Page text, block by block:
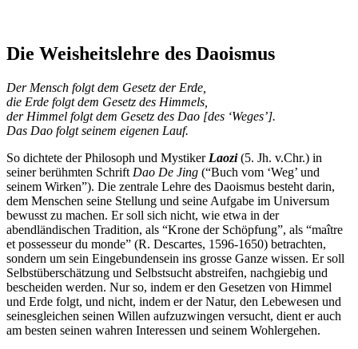
Die Weisheitslehre des Daoismus
Der Mensch folgt dem Gesetz der Erde,
die Erde folgt dem Gesetz des Himmels,
der Himmel folgt dem Gesetz des Dao [des ‘Weges’].
Das Dao folgt seinem eigenen Lauf.
So dichtete der Philosoph und Mystiker Laozi(5. Jh. v.Chr.) in
seiner berühmten Schrift Dao De Jing (“Buch vom ‘Weg’ und
seinem Wirken”). Die zentrale Lehre des Daoismus besteht darin,
dem Menschen seine Stellung und seine Aufgabe im Universum
bewusst zu machen. Er soll sich nicht, wie etwa in der
abendländischen Tradition, als “Krone der Schöpfung”, als “maître
et possesseur du monde” (R. Descartes, 1596-1650) betrachten,
sondern um sein Eingebundensein ins grosse Ganze wissen. Er soll
Selbstüberschätzung und Selbstsucht abstreifen, nachgiebig und
bescheiden werden. Nur so, indem er den Gesetzen von Himmel
und Erde folgt, und nicht, indem er der Natur, den Lebewesen und
seinesgleichen seinen Willen aufzuzwingen versucht, dient er auch
am besten seinen wahren Interessen und seinem Wohlergehen.